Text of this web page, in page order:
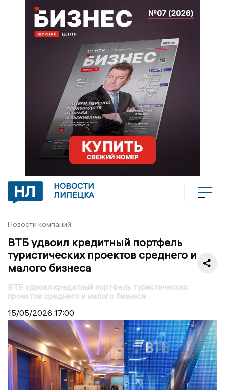
НОВОСТИ
ЛИПЕЦКА
Новости компаний
ВТБ удвоил кредитный портфель
туристических проектов среднего и
малого бизнеса
ВТБ удвоил кредитный портфель туристических
проектов среднего и малого бизнеса
15/05/2026 17:00